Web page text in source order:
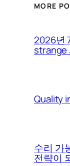
MORE
2026년
strange
Quality
수리 가
전략이